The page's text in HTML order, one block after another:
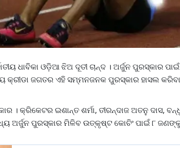
ଧାବିକା ଓଡ଼ିଆ ଝିଅ ଦୂତୀ ଚାନ୍ଦ । ଅର୍ଜୁନ ପୁରସ୍କାର ପାଇଁ
କ୍ରୀଡା ଜଗତର ଏହି ସମ୍ମନଜନକ ପୁରସ୍କାର ହାସଲ
। କ୍ରିକେଟର ଇଶାନ୍ତ ଶର୍ମା, ତୀରନ୍ଦାଜ ଅତନୁ ଦାସ,
ଅର୍ଜୁନ ପୁରସ୍କାର ମିଳିବ ଉତ୍କୃଷ୍ଟ କୋଚିଂ ପାଇଁ ୮